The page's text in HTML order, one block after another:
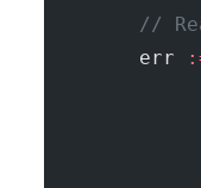
//
        err